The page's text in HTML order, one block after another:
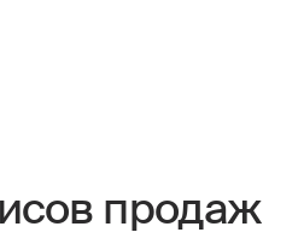
продаж